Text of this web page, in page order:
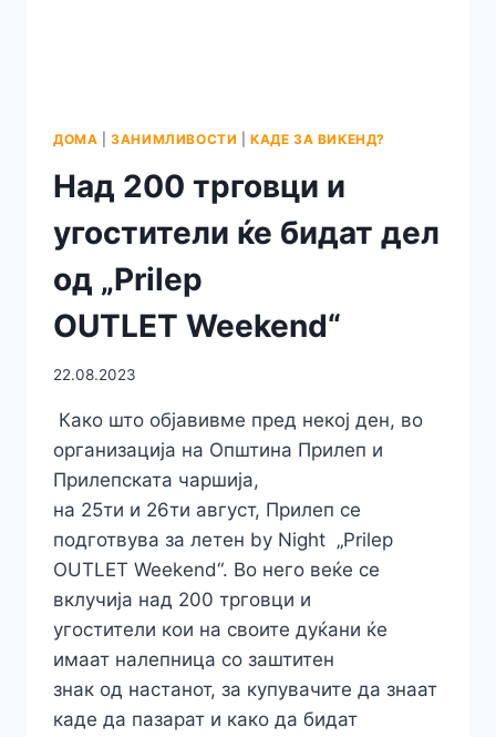
ДОМА |ЗАНИМЛИВОСТИ |КАДЕ ЗА ВИКЕНД?
Над 200 трговци и
угостители ќе бидат дел
од „Prilep
OUTLET Weekend“
22.08.2023
Како што објавивме пред некој ден, во
организација на Општина Прилеп и
Прилепската чаршија,
на 25ти и 26ти август, Прилеп се
подготвува за летeн by Night „Prilep
OUTLET Weekend“. Во него веќе се
вклучија над 200 трговци и
угостители кои на своите дуќани ќе
имаат налепница со заштитен
знак од настанот, за купувачите да знаат
каде да пазарат и како да бидат